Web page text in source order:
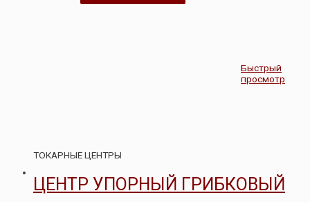
Быстрый
просмотр
ТОКАРНЫЕ ЦЕНТРЫ
ЦЕНТР УПОРНЫЙ ГРИБКОВЫЙ